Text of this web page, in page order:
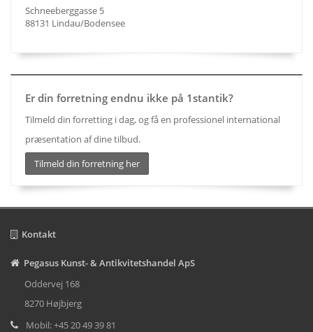
Schneeberggasse 5
88131 Lindau/Bodensee
Er din forretning endnu ikke på 1stantik?
Tilmeld din forretting i dag, og få en professionel international
præsentation af dine tilbud.
Tilmeld din forretning her
Kontakt
Pegasus Kunst- & Antikvitetshandel ApS
Oddervej 168
8270 Højbjerg
Mobil: +45 20 49 39 81